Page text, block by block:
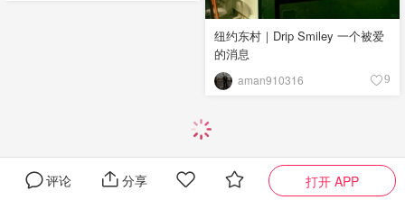
纽约东村｜Drip Smiley 一个被爱
的消息
aman910316 9
评论 分享 打开 APP